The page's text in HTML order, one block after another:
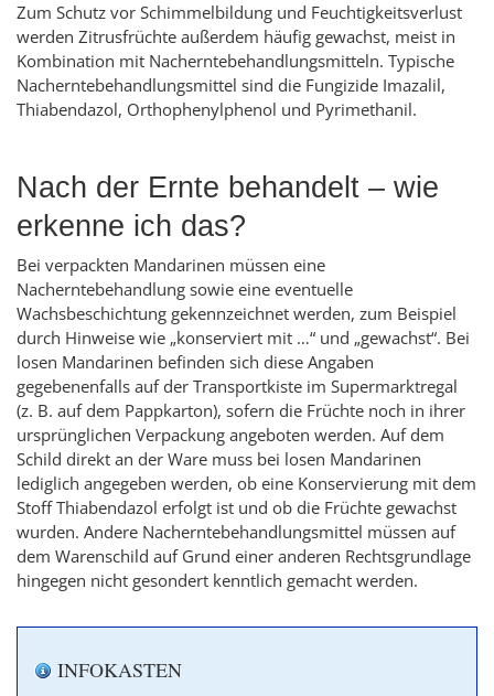
Zum Schutz vor Schimmelbildung und Feuchtigkeitsverlust
werden Zitrusfrüchte außerdem häufig gewachst, meist in
Kombination mit Nacherntebehandlungsmitteln. Typische
Nacherntebehandlungsmittel sind die Fungizide Imazalil,
Thiabendazol, Orthophenylphenol und Pyrimethanil.
Nach der Ernte behandelt – wie
erkenne ich das?
Bei verpackten Mandarinen müssen eine
Nacherntebehandlung sowie eine eventuelle
Wachsbeschichtung gekennzeichnet werden, zum Beispiel
durch Hinweise wie „konserviert mit …“ und „gewachst“. Bei
losen Mandarinen befinden sich diese Angaben
gegebenenfalls auf der Transportkiste im Supermarktregal
(z. B. auf dem Pappkarton), sofern die Früchte noch in ihrer
ursprünglichen Verpackung angeboten werden. Auf dem
Schild direkt an der Ware muss bei losen Mandarinen
lediglich angegeben werden, ob eine Konservierung mit dem
Stoff Thiabendazol erfolgt ist und ob die Früchte gewachst
wurden. Andere Nacherntebehandlungsmittel müssen auf
dem Warenschild auf Grund einer anderen Rechtsgrundlage
hingegen nicht gesondert kenntlich gemacht werden.
INFOKASTEN